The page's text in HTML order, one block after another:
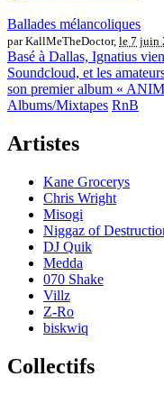
Ballades mélancoliques
par KallMeTheDoctor, le 7 juin
Basé à Dallas, Ignatius
Soundcloud, et les
son premier album «
Albums/Mixtapes RnB
Artistes
Kane Grocerys
Chris Wright
Misogi
Niggaz of
DJ Quik
Medda
070 Shake
Villz
Z-Ro
biskwiq
Collectifs